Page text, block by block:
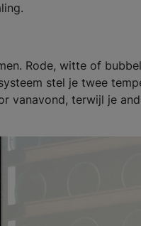
Rode, witte of
stel je twee
vanavond, terwijl je